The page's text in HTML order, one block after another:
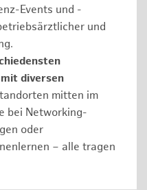
Events und -
und
diversen
mitten im
bei Networking-
oder
– alle tragen